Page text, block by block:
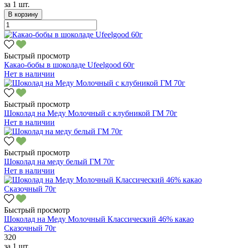
за 1 шт.
В корзину
Быстрый просмотр
Какао-бобы в шоколаде Ufeelgood 60г
Нет в наличии
Быстрый просмотр
Шоколад на Меду Молочный с клубникой ГМ 70г
Нет в наличии
Быстрый просмотр
Шоколад на меду белый ГМ 70г
Нет в наличии
Быстрый просмотр
Шоколад на Меду Молочный Классический 46% какао
Сказочный 70г
320
за 1 шт.